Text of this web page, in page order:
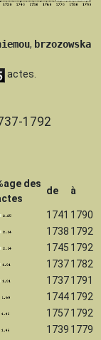
, brzozowska
actes.
1792
des
de à
1741 1790
1738 1792
1745 1792
1737 1782
1737 1791
1744 1792
1757 1792
1739 1779